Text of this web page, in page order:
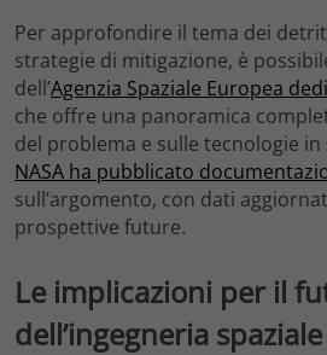
Per approfondire il tema dei
strategie di mitigazione, è
dell’Agenzia Spaziale Europea
che offre una panoramica
del problema e sulle tecnologie in
NASA ha pubblicato
sull’argomento, con dati
prospettive future.
Le implicazioni per il
dell’ingegneria spaziale